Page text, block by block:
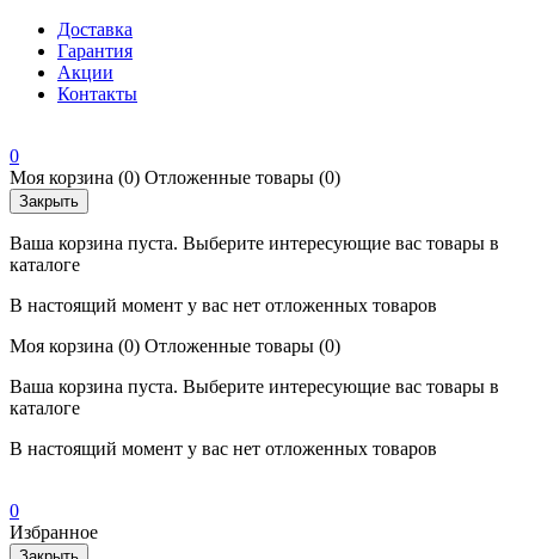
Доставка
Гарантия
Акции
Контакты
0
Моя корзина (0) Отложенные товары (0)
Закрыть
Ваша корзина пуста. Выберите интересующие вас товары в
каталоге
В настоящий момент у вас нет отложенных товаров
Моя корзина (0) Отложенные товары (0)
Ваша корзина пуста. Выберите интересующие вас товары в
каталоге
В настоящий момент у вас нет отложенных товаров
0
Избранное